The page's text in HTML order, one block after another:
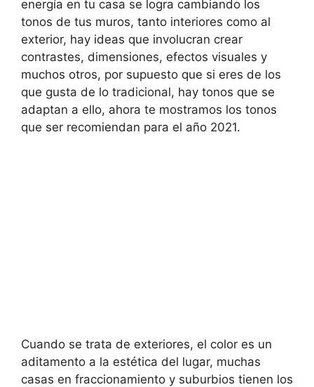
energía en tu casa se logra cambiando los
tonos de tus muros, tanto interiores como al
exterior, hay ideas que involucran crear
contrastes, dimensiones, efectos visuales y
muchos otros, por supuesto que si eres de los
que gusta de lo tradicional, hay tonos que se
adaptan a ello, ahora te mostramos los tonos
que ser recomiendan para el año 2021.
Cuando se trata de exteriores, el color es un
aditamento a la estética del lugar, muchas
casas en fraccionamiento y suburbios tienen los